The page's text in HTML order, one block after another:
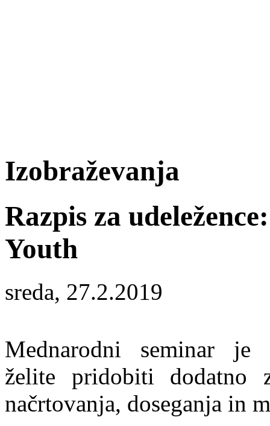
Izobraževanja
Razpis za
Youth
sreda, 27.2.2019
Mednarodni seminar je
želite pridobiti dodatno
načrtovanja, doseganja in